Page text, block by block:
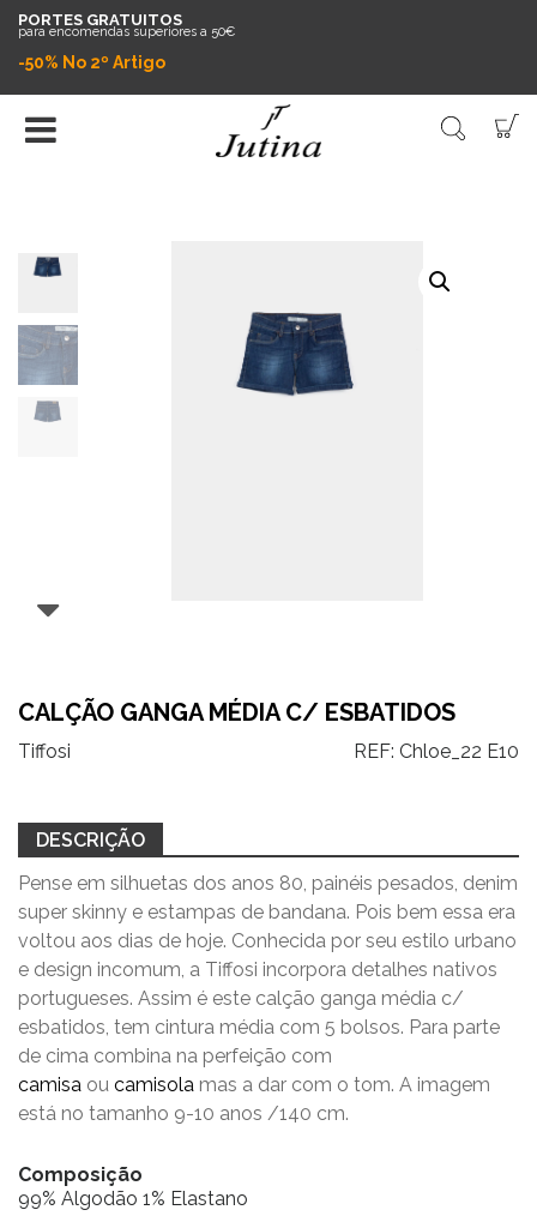
PORTES GRATUITOS
para encomendas superiores a 50€
-50% No 2º Artigo
CALÇÃO GANGA MÉDIA C/ ESBATIDOS
Tiffosi REF: Chloe_22 E10
DESCRIÇÃO
Pense em silhuetas dos anos 80, painéis pesados, denim
super skinny e estampas de bandana. Pois bem essa era
voltou aos dias de hoje. Conhecida por seu estilo urbano
e design incomum, a Tiffosi incorpora detalhes nativos
portugueses. Assim é este calção ganga média c/
esbatidos, tem cintura média com 5 bolsos. Para parte
de cima combina na perfeição com
camisa ou camisola mas a dar com o tom. A imagem
está no tamanho 9-10 anos /140 cm.
Composição
99% Algodão 1% Elastano